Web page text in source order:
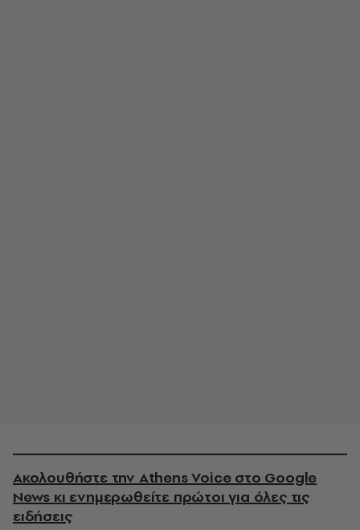
Ακολουθήστε την Athens Voice στο Google
News κι ενημερωθείτε πρώτοι για όλες τις
ειδήσεις